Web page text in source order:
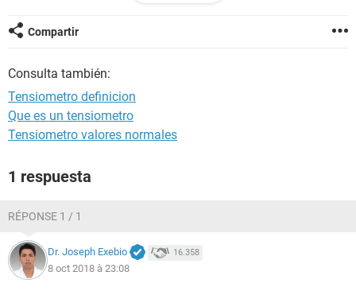
Muchas gracias, quedo a la espera de vuestras opiniones
Compartir
Consulta también:
Tensiometro definicion
Que es un tensiometro
Tensiometro valores normales
1 respuesta
RÉPONSE 1 / 1
Dr. Joseph Exebio 16.358
8 oct 2018 à 23:08